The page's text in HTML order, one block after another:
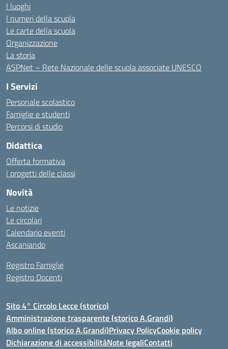
I luoghi
I numeri della scuola
Le carte della scuola
Organizzazione
La storia
ASPNet – Rete Nazionale delle scuola associate UNESCO
I Servizi
Personale scolastico
Famiglie e studenti
Percorsi di studio
Didattica
Offerta formativa
I progetti delle classi
Novità
Le notizie
Le circolari
Calendario eventi
Ascaniando
Registro Famiglie
Registro Docenti
Sito 4° Circolo Lecce (storico)
Amministrazione trasparente (storico A.Grandi)
Albo online (storico A.Grandi)Privacy PolicyCookie policy
Dichiarazione di accessibilitàNote legaliContatti